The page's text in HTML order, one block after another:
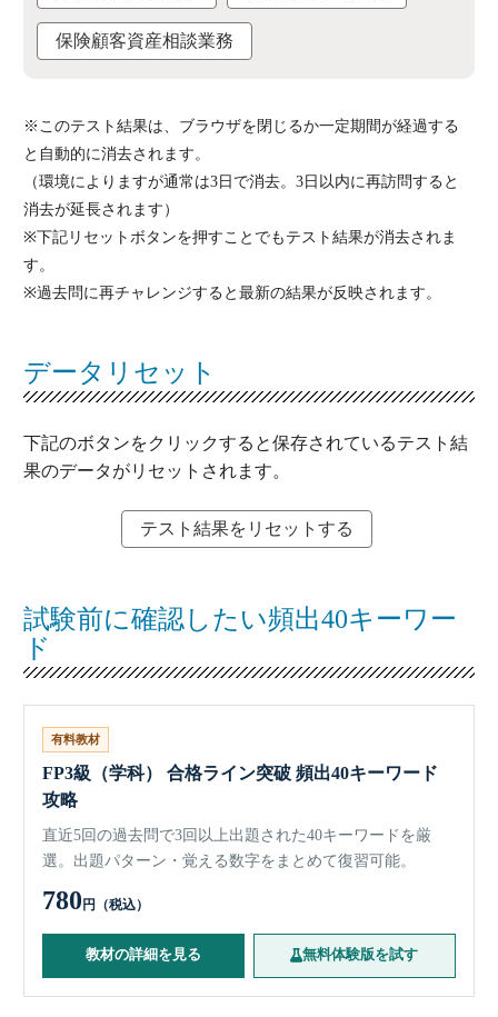
保険顧客資産相談業務
※このテスト結果は、ブラウザを閉じるか一定期間が経過する
と自動的に消去されます。
（環境によりますが通常は3日で消去。3日以内に再訪問すると
消去が延長されます）
※下記リセットボタンを押すことでもテスト結果が消去されま
す。
※過去問に再チャレンジすると最新の結果が反映されます。
データリセット
下記のボタンをクリックすると保存されているテスト結
果のデータがリセットされます。
テスト結果をリセットする
試験前に確認したい頻出40キーワー
ド
有料教材
FP3級（学科） 合格ライン突破 頻出40キーワード
攻略
直近5回の過去問で3回以上出題された40キーワードを厳
選。出題パターン・覚える数字をまとめて復習可能。
780円（税込）
教材の詳細を見る 無料体験版を試す